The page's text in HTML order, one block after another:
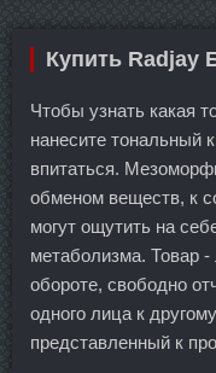
Купить Radjay
Чтобы узнать какая
нанесите тональный
впитаться.
обменом веществ, к
могут ощутить на
метаболизма. Товар
обороте, свободно
одного лица к
представленный к